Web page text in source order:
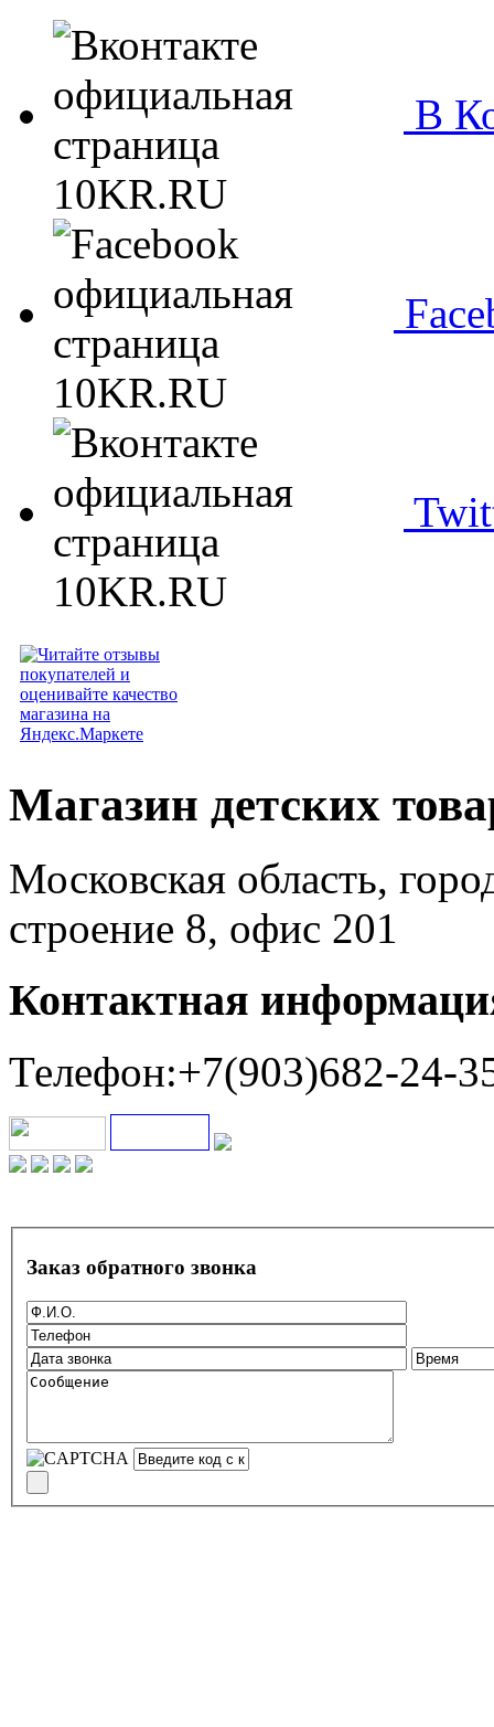
В
Магазин детских
Московская область,
строение 8, офис 201
Контактная
Телефон:+7(903)682-24-
Заказ обратного звонка